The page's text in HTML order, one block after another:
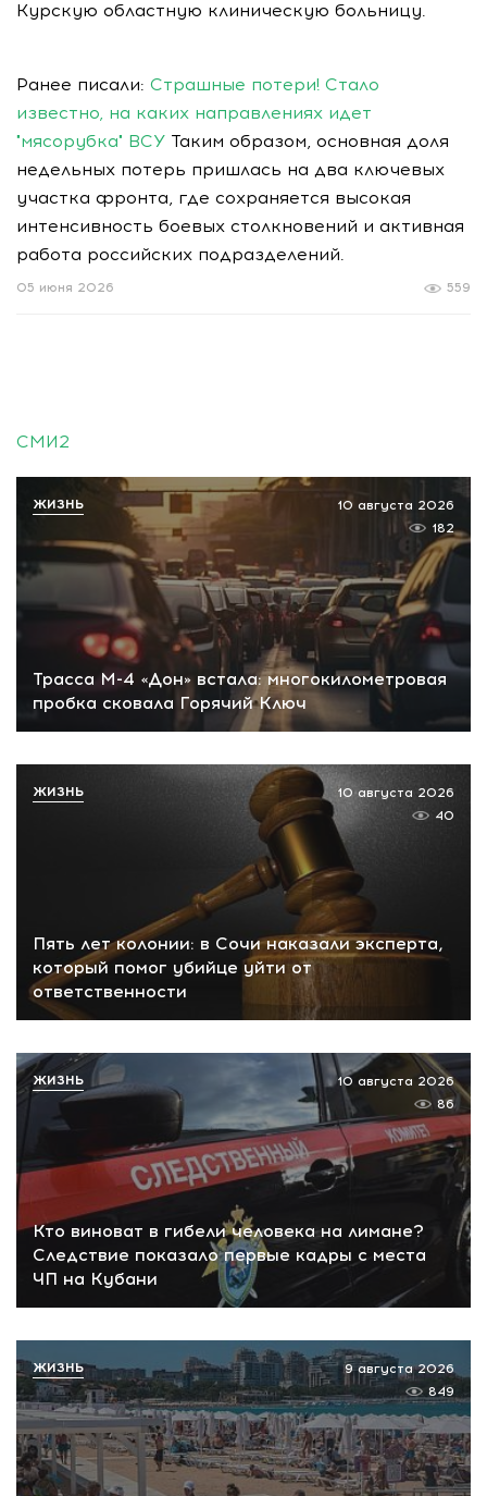
Курскую областную клиническую больницу.
Ранее писали: Страшные потери! Стало
известно, на каких направлениях идет
"мясорубка" ВСУ Таким образом, основная доля
недельных потерь пришлась на два ключевых
участка фронта, где сохраняется высокая
интенсивность боевых столкновений и активная
работа российских подразделений.
559
05 июня 2026
СМИ2
Трасса М-4 «Дон» встала: многокилометровая
пробка сковала Горячий Ключ
10 августа 2026
182
ЖИЗНЬ
Пять лет колонии: в Сочи наказали эксперта,
который помог убийце уйти от
ответственности
10 августа 2026
40
ЖИЗНЬ
Кто виноват в гибели человека на лимане?
Следствие показало первые кадры с места
ЧП на Кубани
10 августа 2026
86
ЖИЗНЬ
9 августа 2026
849
ЖИЗНЬ